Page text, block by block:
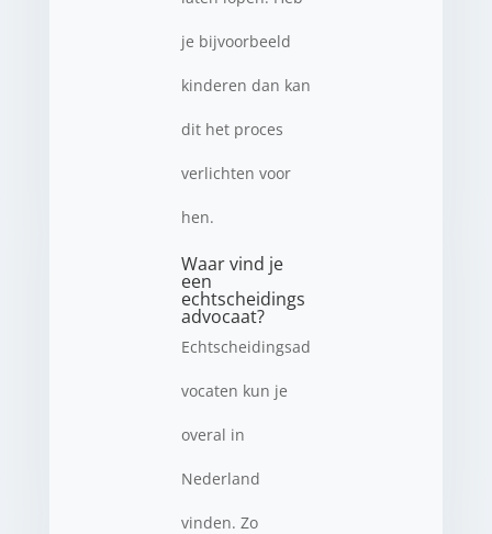
je bijvoorbeeld
kinderen dan kan
dit het proces
verlichten voor
hen.
Waar vind je
een
echtscheidings
advocaat?
Echtscheidingsad
vocaten kun je
overal in
Nederland
vinden. Zo